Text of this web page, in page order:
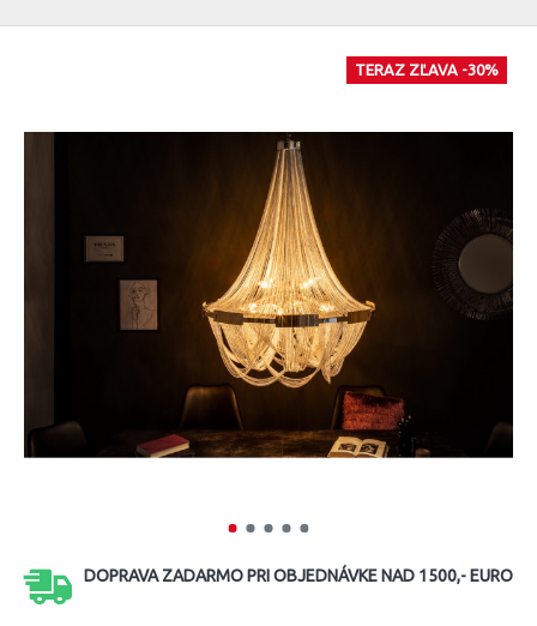
TERAZ ZĽAVA -30%
DOPRAVA ZADARMO PRI OBJEDNÁVKE NAD 1500,- EURO